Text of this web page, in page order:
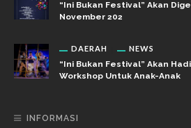
“Ini Bukan Festival” Akan
November 202
DAERAH NEWS
“Ini Bukan Festival” Akan
Workshop Untuk Anak-Anak
INFORMASI